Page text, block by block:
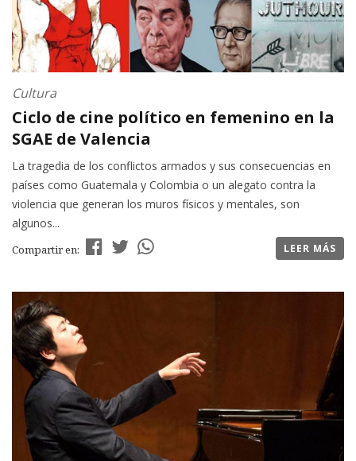
Cultura
Ciclo de cine político en femenino en la
SGAE de Valencia
La tragedia de los conflictos armados y sus consecuencias en
países como Guatemala y Colombia o un alegato contra la
violencia que generan los muros físicos y mentales, son
algunos...
Compartir en: LEER MÁS